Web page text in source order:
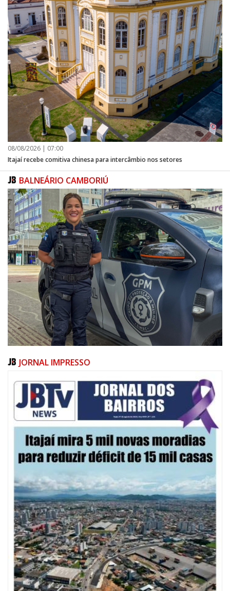
08/08/2026 | 07:00
Itajaí recebe comitiva chinesa para intercâmbio nos setores
BALNEÁRIO CAMBORIÚ
08/08/2026 | 07:00
20 anos da Lei Maria da Penha: mais de 400 mulheres vítimas de violência
doméstica são acompanhadas pela Guarda Municipal
BALNEÁRIO CAMBORIÚ
JORNAL IMPRESSO